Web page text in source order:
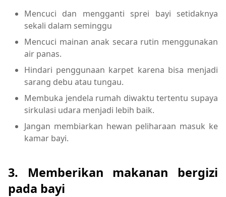
Mencuci dan mengganti sprei bayi setidaknya
sekali dalam seminggu
Mencuci mainan anak secara rutin menggunakan
air panas.
Hindari penggunaan karpet karena bisa menjadi
sarang debu atau tungau.
Membuka jendela rumah diwaktu tertentu supaya
sirkulasi udara menjadi lebih baik.
Jangan membiarkan hewan peliharaan masuk ke
kamar bayi.
3. Memberikan makanan bergizi
pada bayi